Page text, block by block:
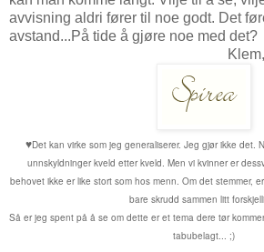
avvisning aldri fører til noe godt. Det
avstand...På tide å gjøre noe med det?
Klem,
♥Det kan virke som jeg generaliserer. Jeg gjør ikke det.
unnskyldninger kveld etter kveld. Men vi kvinner er
behovet ikke er like stort som hos menn. Om det stemmer,
bare skrudd sammen litt
Så er jeg spent på å se om dette er et tema dere tør
tabubelagt... ;)